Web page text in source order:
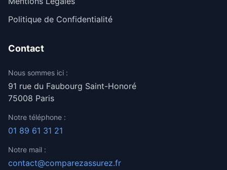
Politique de Confidentialité
Contact
Nous sommes ici :
91 rue du Faubourg Saint-Honoré
75008 Paris
Notre téléphone :
01 89 61 31 21
Notre mail :
contact@comparezassurez.fr